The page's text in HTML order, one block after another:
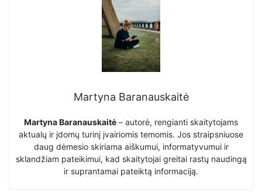
Martyna Baranauskaitė
Martyna Baranauskaitė – autorė, rengianti skaitytojams
aktualų ir įdomų turinį įvairiomis temomis. Jos straipsniuose
daug dėmesio skiriama aiškumui, informatyvumui ir
sklandžiam pateikimui, kad skaitytojai greitai rastų naudingą
ir suprantamai pateiktą informaciją.